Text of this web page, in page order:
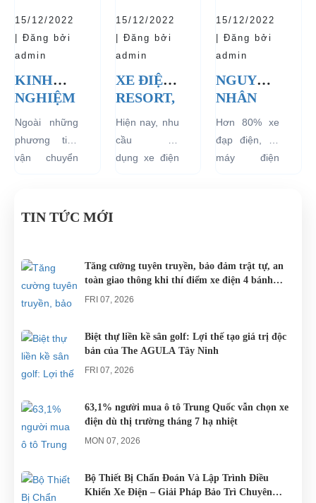
những ưu...
TẠI CÁC
KHU
VỰC
HẠN
CHẾ
chạy bằng
điện...
15/12/2022
| Đăng bởi
admin
KINH
NGHIỆM
THUÊ XE
ĐIỆN DU
LỊCH
NẴNG
Ngoài những
phương tiện
vận chuyển
xe đạp, du
thể lựa chọn
cho mình
những
Đà...
15/12/2022
| Đăng bởi
admin
XE ĐIỆN
RESORT,
TRÀO
LƯU
MỚI
CHO
Hiện nay, nhu
cầu sử
dụng xe điện
khắp cả
nước.
15/12/2022
| Đăng bởi
admin
NGUYÊN
NHÂN
KHIẾN
ẮC QUY
XE ĐẠP
ĐIỆN BỊ
Hơn 80% xe
đạp điện, xe
máy điện
quy. Do đó
các trục trặc
TIN TỨC MỚI
Tăng cường tuyên truyền, bảo đảm trật tự, an
toàn giao thông khi thí điểm xe điện 4 bánh
phục vụ du lịch
FRI 07, 2026
Biệt thự liền kề sân golf: Lợi thế tạo giá trị độc
bản của The AGULA Tây Ninh
FRI 07, 2026
63,1% người mua ô tô Trung Quốc vẫn chọn xe
điện dù thị trường tháng 7 hạ nhiệt
MON 07, 2026
Bộ Thiết Bị Chẩn Đoán Và Lập Trình Điều
Khiển Xe Điện – Giải Pháp Bảo Trì Chuyên